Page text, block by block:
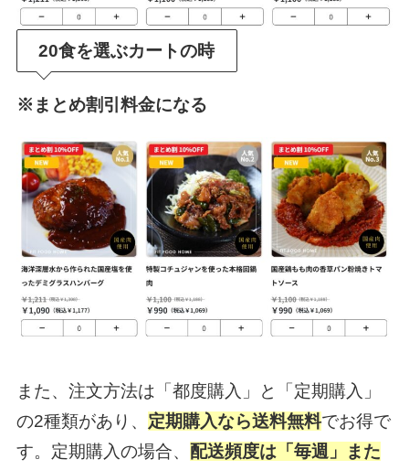
20食を選ぶカートの時
※まとめ割引料金になる
また、注文方法は「都度購入」と「定期購入」
の2種類があり、 定期購入なら送料無料でお得で
す。定期購入の場合、 配送頻度は「毎週」また